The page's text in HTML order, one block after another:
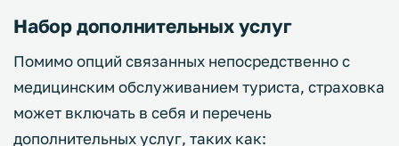
Набор дополнительных услуг
Помимо опций связанных непосредственно с
медицинским обслуживанием туриста, страховка
может включать в себя и перечень
дополнительных услуг, таких как: